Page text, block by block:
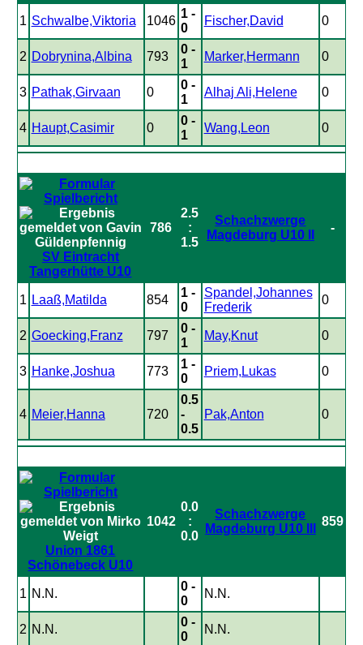
1 Schwalbe,Viktoria 1046
1 -
0
Fischer,David 0
2 Dobrynina,Albina 793
0 -
1
Marker,Hermann 0
3 Pathak,Girvaan 0
0 -
1
Alhaj Ali,Helene 0
4 Haupt,Casimir 0
0 -
1
Wang,Leon 0
SV Eintracht
Tangerhütte U10
786
2.5
:
1.5
Schachzwerge
Magdeburg U10 II
-
1 Laaß,Matilda 854
1 -
0
Spandel,Johannes
Frederik
0
2 Goecking,Franz 797
0 -
1
May,Knut 0
3 Hanke,Joshua 773
1 -
0
Priem,Lukas 0
4 Meier,Hanna 720
0.5
-
0.5
Pak,Anton 0
Union 1861
Schönebeck U10
1042
0.0
:
0.0
Schachzwerge
Magdeburg U10 III
859
1 N.N.
0 -
0
N.N.
2 N.N.
0 -
0
N.N.